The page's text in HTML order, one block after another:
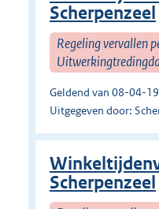
Scherpenzeel
Regeling vervallen
Geldend van 08-04-
Uitgegeven door:
Scherpenzeel